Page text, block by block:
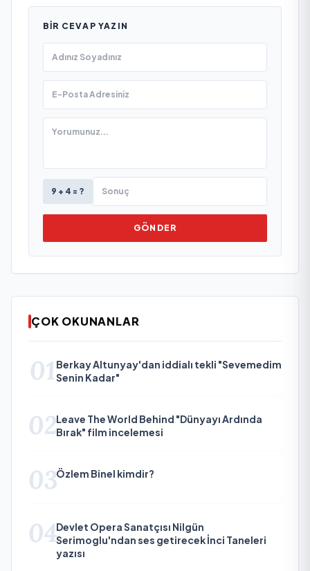
BIR CEVAP YAZIN
9 + 4 = ?
GÖNDER
ÇOK OKUNANLAR
01 Berkay Altunyay'dan iddialı tekli "Sevemedim
Senin Kadar"
02Leave The World Behind "Dünyayı Ardında
Bırak" film incelemesi
03Özlem Binel kimdir?
04Devlet Opera Sanatçısı Nilgün
Serimoglu'ndan ses getirecek İnci Taneleri
yazısı